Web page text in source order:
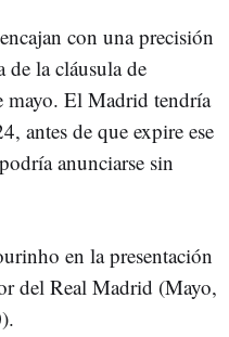
con una precisión
de la cláusula de
mayo. El Madrid tendría
antes de que expire ese
anunciarse sin